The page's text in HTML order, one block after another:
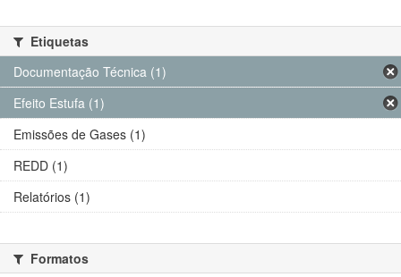
Etiquetas
Documentação Técnica (1)
Efeito Estufa (1)
Emissões de Gases (1)
REDD (1)
Relatórios (1)
Formatos